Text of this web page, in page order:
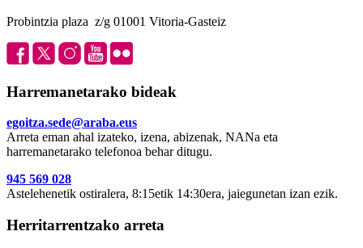
Probintzia plaza z/g 01001 Vitoria-Gasteiz
Harremanetarako bideak
egoitza.sede@araba.eus
Arreta eman ahal izateko, izena, abizenak, NANa eta
harremanetarako telefonoa behar ditugu.
945 569 028
Astelehenetik ostiralera, 8:15etik 14:30era, jaiegunetan izan ezik.
Herritarrentzako arreta